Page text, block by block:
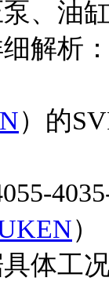
、油
解析
）的
）
体工